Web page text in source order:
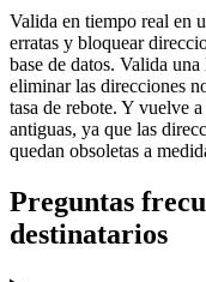
Valida en tiempo real en
erratas y bloquear
base de datos. Valida
eliminar las direcciones
tasa de rebote. Y vuelve
antiguas, ya que las
quedan obsoletas a
Preguntas
destinatarios